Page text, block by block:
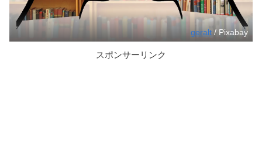
geralt/ Pixabay
スポンサーリンク